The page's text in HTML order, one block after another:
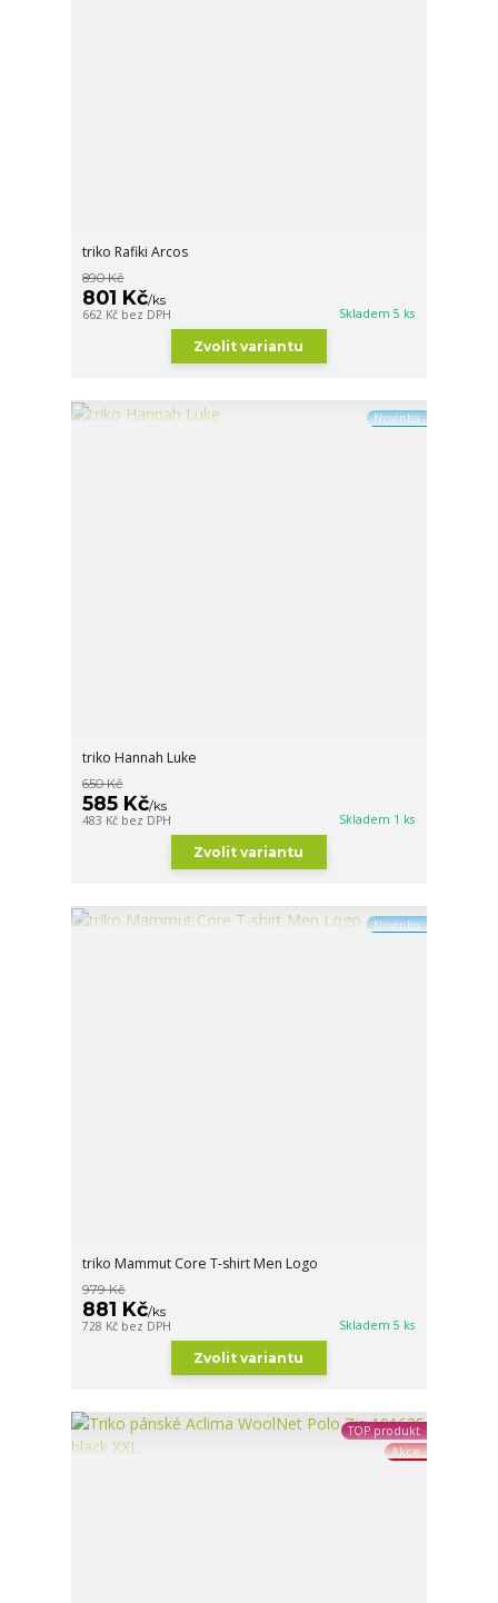
triko Rafiki Arcos
890 Kč
801 Kč/ks
662 Kč bez DPH Skladem 5 ks
Zvolit variantu
Novinka
triko Hannah Luke
650 Kč
585 Kč/ks
483 Kč bez DPH Skladem 1 ks
Zvolit variantu
Novinka
triko Mammut Core T-shirt Men Logo
979 Kč
881 Kč/ks
728 Kč bez DPH Skladem 5 ks
Zvolit variantu
TOP produkt
Akce